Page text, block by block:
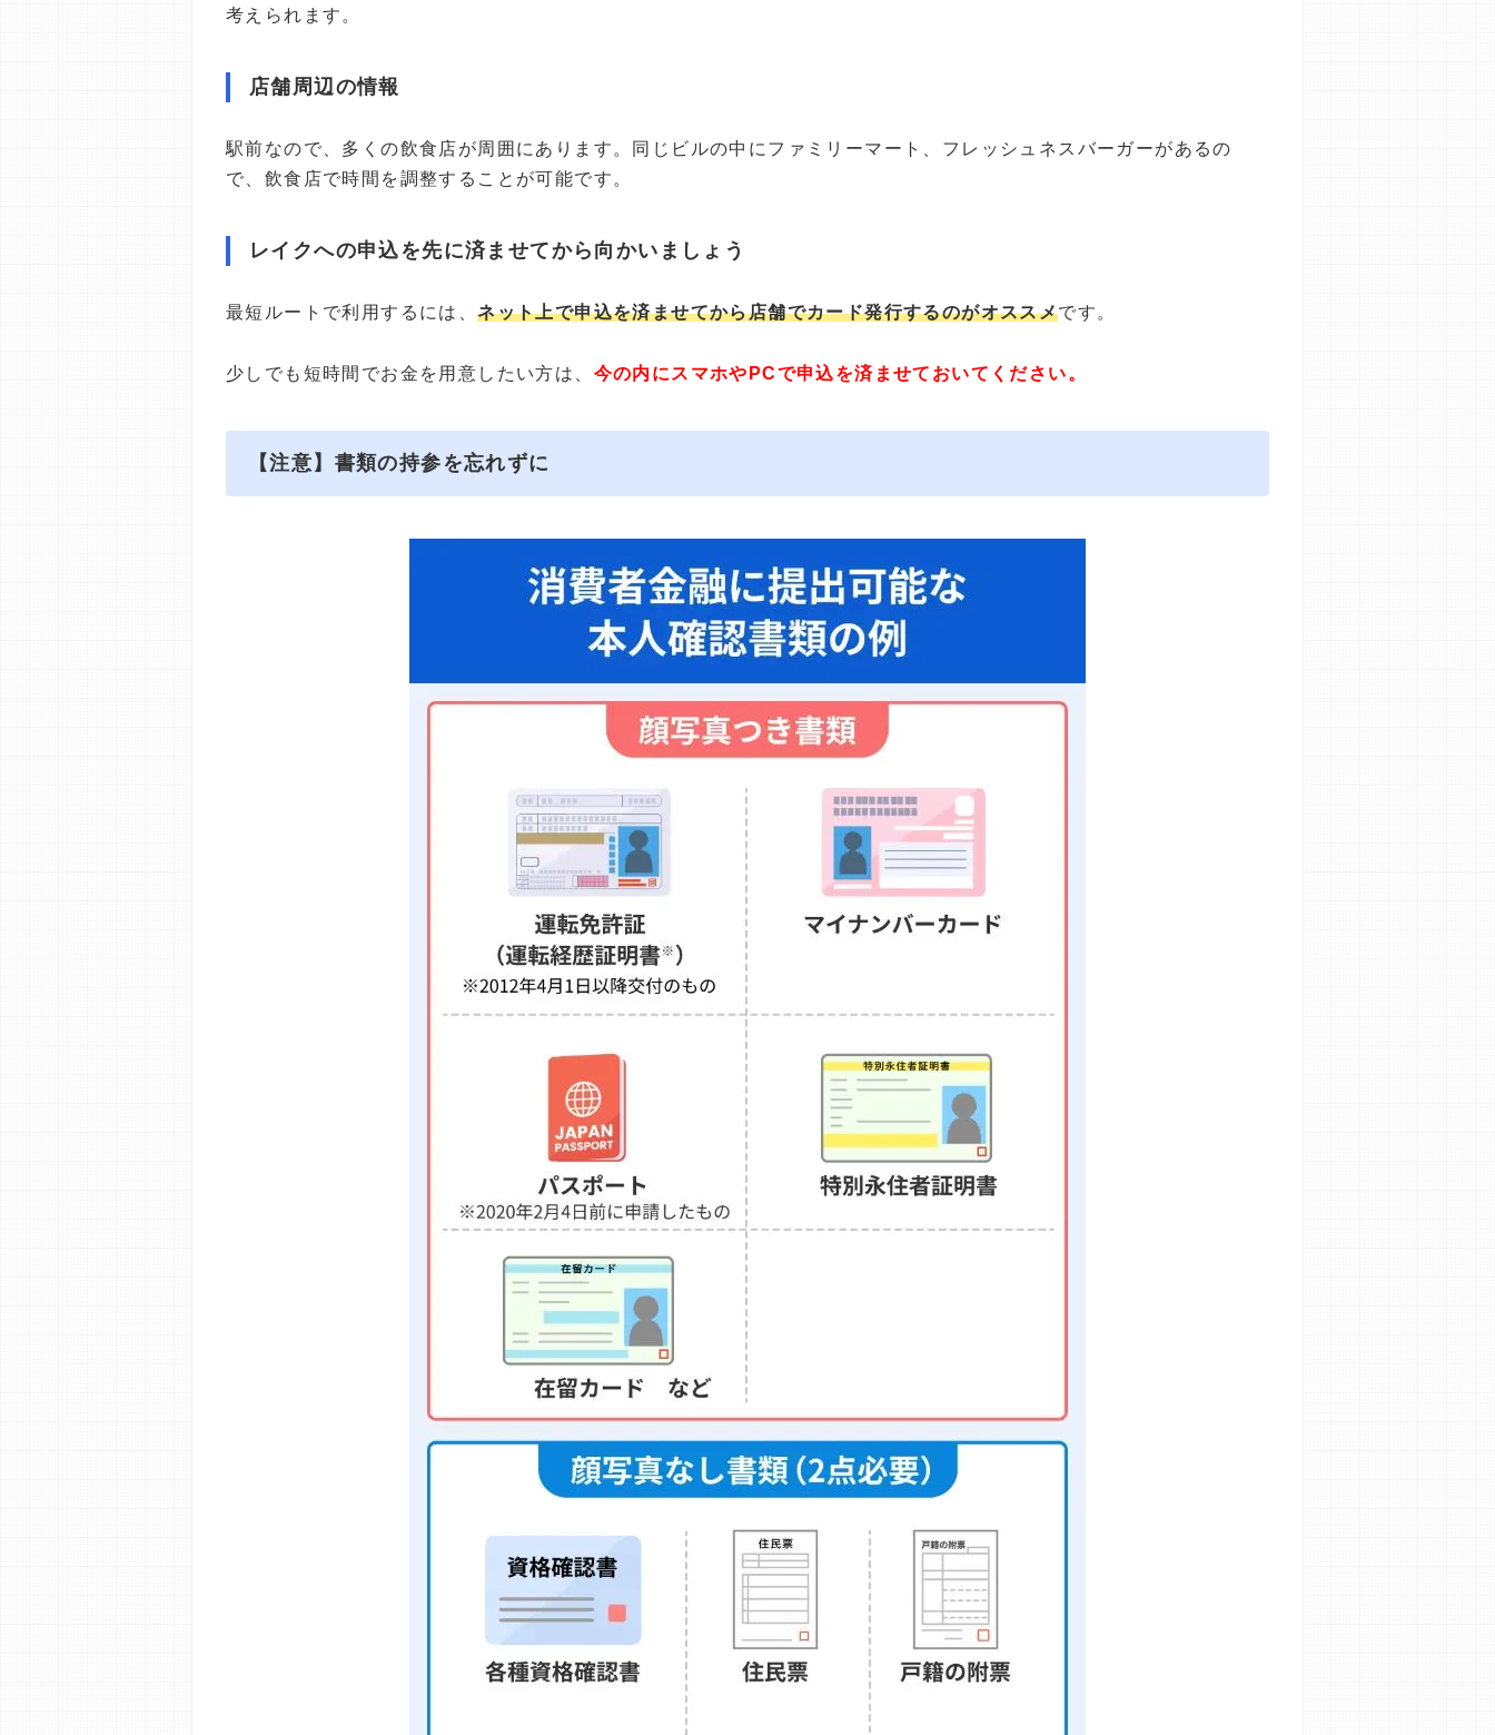
考えられます。
店舗周辺の情報
駅前なので、多くの飲食店が周囲にあります。同じビルの中にファミリーマート、フレッシュネスバーガーがあるの
で、飲食店で時間を調整することが可能です。
レイクへの申込を先に済ませてから向かいましょう
最短ルートで利用するには、ネット上で申込を済ませてから店舗でカード発行するのがオススメです。
少しでも短時間でお金を用意したい方は、 今の内にスマホやPCで申込を済ませておいてください。
【注意】書類の持参を忘れずに